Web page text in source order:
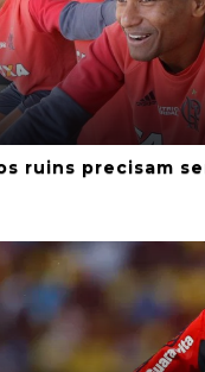
ruins precisam